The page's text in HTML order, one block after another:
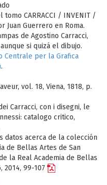
tomo CARRACCI / INVENIT /
Juan Guerrero en Roma.
de Agostino Carracci,
si quizá el dibujo.
Centrale per la Grafica
.
vol. 18, Viena, 1818, p.
Carracci, con i disegni, le
catalogo critico,
datos acerca de la colección
de Bellas Artes de San
la Real Academia de Bellas
2014, 99-107